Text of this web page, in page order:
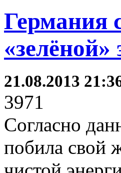
Германия
«зелёной»
21.08.2013
3971
Согласно
побила свой